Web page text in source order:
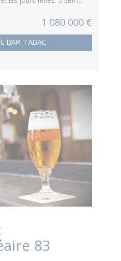
1 080 000 €
BAR-TABAC
83